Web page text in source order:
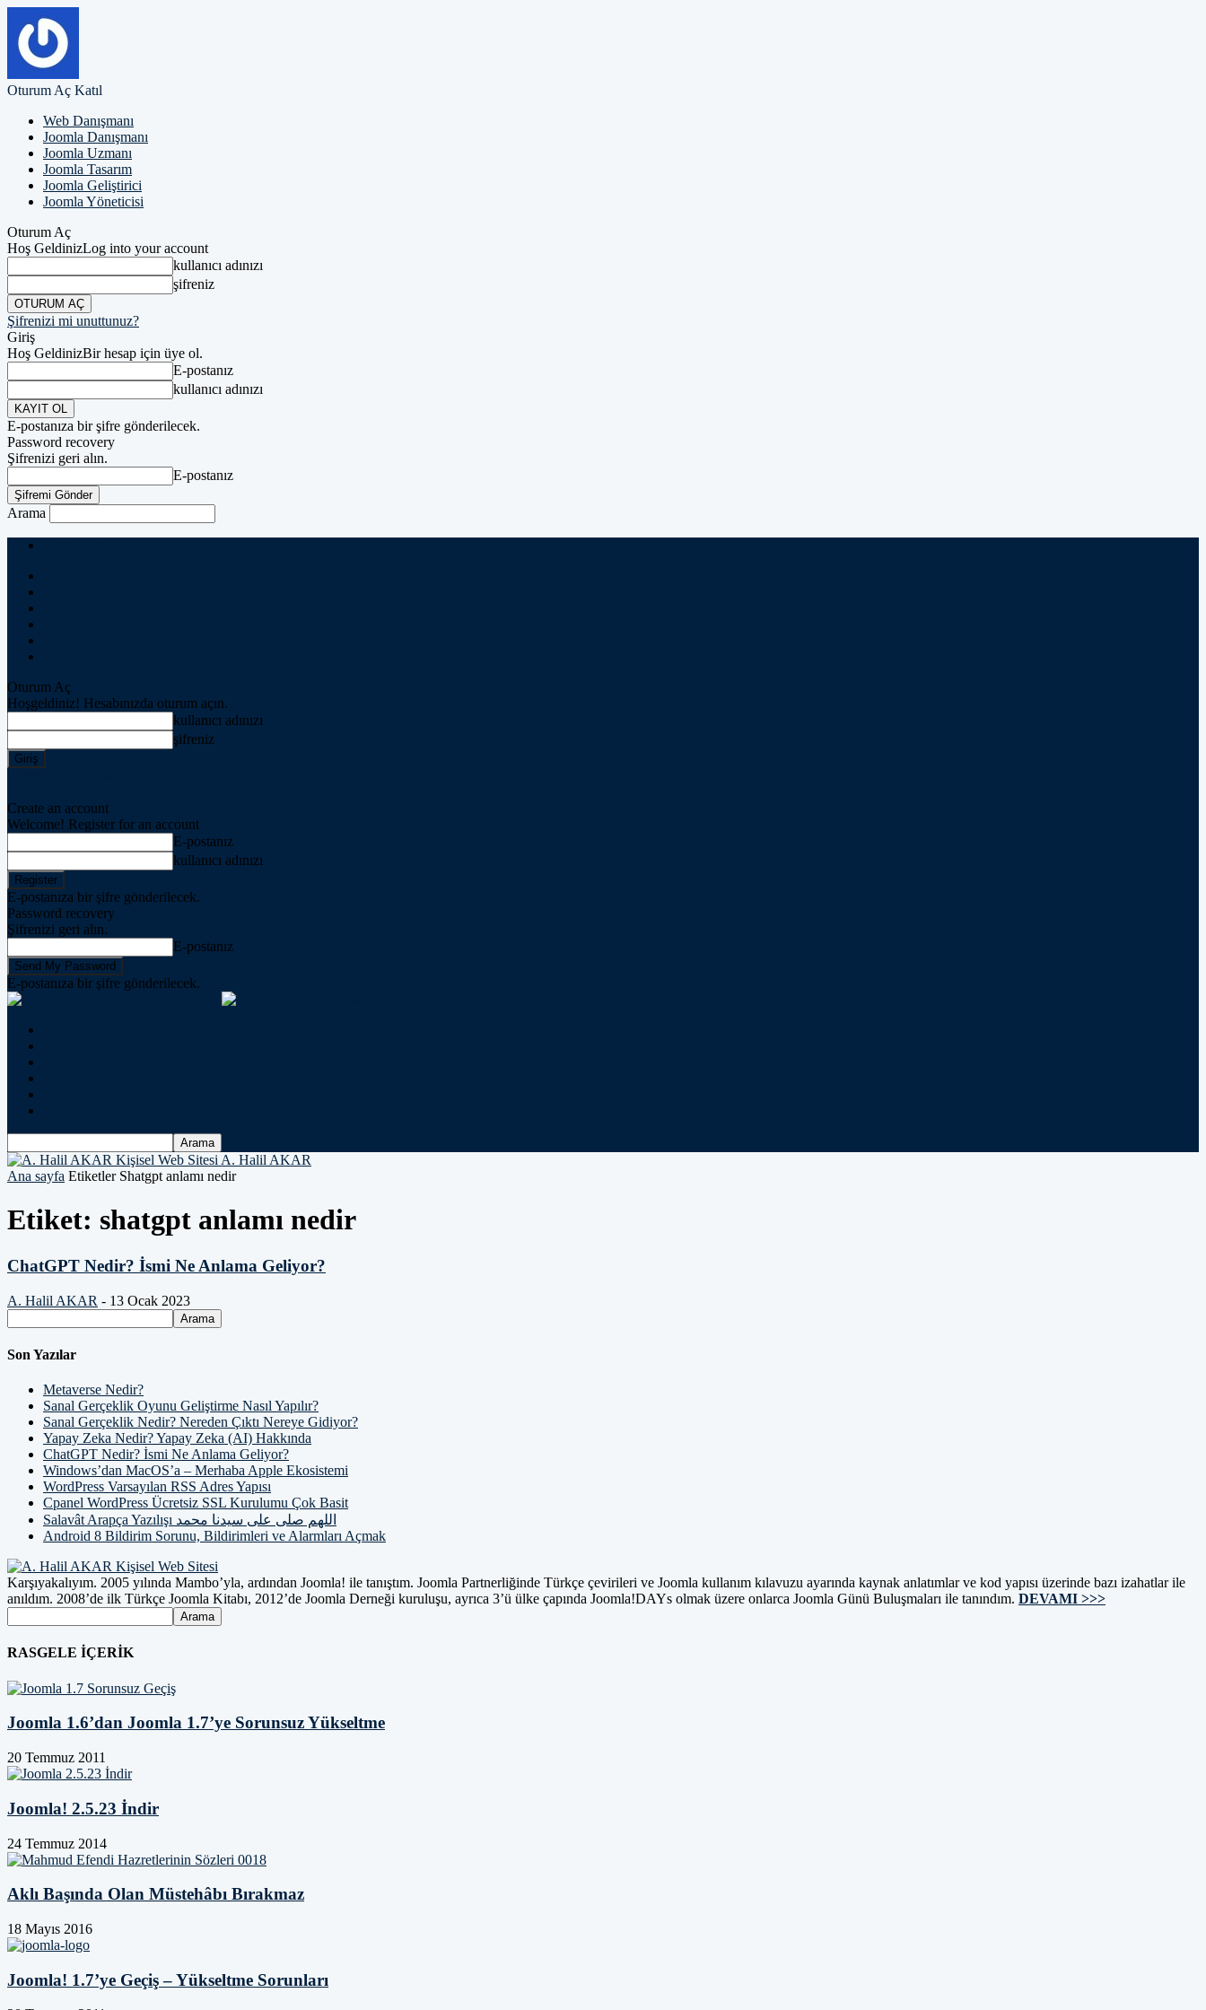
Oturum Aç Katıl
Web Danışmanı
Joomla Danışmanı
Joomla Uzmanı
Joomla Tasarım
Joomla Geliştirici
Joomla Yöneticisi
Oturum Aç
Hoş GeldinizLog into your account
kullanıcı adınızı
şifreniz
Şifrenizi mi unuttunuz?
Giriş
Hoş GeldinizBir hesap için üye ol.
E-postanız
kullanıcı adınızı
E-postanıza bir şifre gönderilecek.
Password recovery
Şifrenizi geri alın.
E-postanız
Arama
Oturum Aç
Hoşgeldiniz! Hesabınızda oturum açın.
kullanıcı adınızı
şifreniz
Create an account
Welcome! Register for an account
E-postanız
kullanıcı adınızı
E-postanıza bir şifre gönderilecek.
Password recovery
Şifrenizi geri alın.
E-postanız
E-postanıza bir şifre gönderilecek.
A. Halil AKAR
Ana sayfa Etiketler Shatgpt anlamı nedir
Etiket: shatgpt anlamı nedir
ChatGPT Nedir? İsmi Ne Anlama Geliyor?
A. Halil AKAR - 13 Ocak 2023
Son Yazılar
Metaverse Nedir?
Sanal Gerçeklik Oyunu Geliştirme Nasıl Yapılır?
Sanal Gerçeklik Nedir? Nereden Çıktı Nereye Gidiyor?
Yapay Zeka Nedir? Yapay Zeka (AI) Hakkında
ChatGPT Nedir? İsmi Ne Anlama Geliyor?
Windows’dan MacOS’a – Merhaba Apple Ekosistemi
WordPress Varsayılan RSS Adres Yapısı
Cpanel WordPress Ücretsiz SSL Kurulumu Çok Basit
Salavât Arapça Yazılışı اللهم صلى على سيدنا محمد
Android 8 Bildirim Sorunu, Bildirimleri ve Alarmları Açmak
Karşıyakalıyım. 2005 yılında Mambo’yla, ardından Joomla! ile tanıştım. Joomla Partnerliğinde Türkçe çevirileri ve Joomla kullanım kılavuzu ayarında kaynak anlatımlar ve kod yapısı üzerinde bazı izahatlar ile
anıldım. 2008’de ilk Türkçe Joomla Kitabı, 2012’de Joomla Derneği kuruluşu, ayrıca 3’ü ülke çapında Joomla!DAYs olmak üzere onlarca Joomla Günü Buluşmaları ile tanındım. DEVAMI >>>
RASGELE İÇERİK
Joomla 1.6’dan Joomla 1.7’ye Sorunsuz Yükseltme
20 Temmuz 2011
Joomla! 2.5.23 İndir
24 Temmuz 2014
Aklı Başında Olan Müstehâbı Bırakmaz
18 Mayıs 2016
Joomla! 1.7’ye Geçiş – Yükseltme Sorunları